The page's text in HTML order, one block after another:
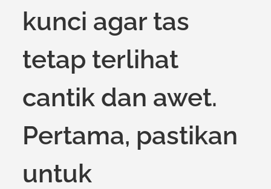
kunci agar tas
tetap terlihat
cantik dan awet.
Pertama, pastikan
untuk